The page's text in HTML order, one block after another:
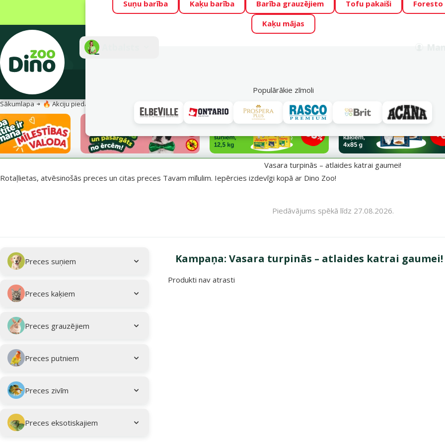
Visu mēnesi Dino Zoo piedāvā lieliskas cenas mīluļu TOP barībām! 🍖 →
Fotokonkurss “GADA ŪSAIŅI”! Varbūt tieši Tavs mīlulis būs 2027. gada
Suņu barība Kaķu barība Barība grauzējiem Tofu pakaiši
Foresto
Kaķu mājas
Populārākie zīmoli
Akciju piedāvājumi
Sākumlapa 🔥 Akciju piedāvājumi
Vasara turpinās – atlaides katrai gaumei!
Rotaļlietas, atvēsinošās preces un citas preces Tavam mīlulim. Iepērcies izdevīgi kopā ar Dino Zoo!
Piedāvājums spēkā līdz 27.08.2026.
Apakškategorija
Preces suņiem
Preces kaķiem
Preces grauzējiem
Preces putniem
Preces zivīm
Preces eksotiskajiem
Atlasītie filtri
Kampaņa: Vasara turpinās – atlaides katrai gaumei!
Kampaņa: "Vasara turpinās – atlaides katrai gaumei!"
Produkti nav atrasti